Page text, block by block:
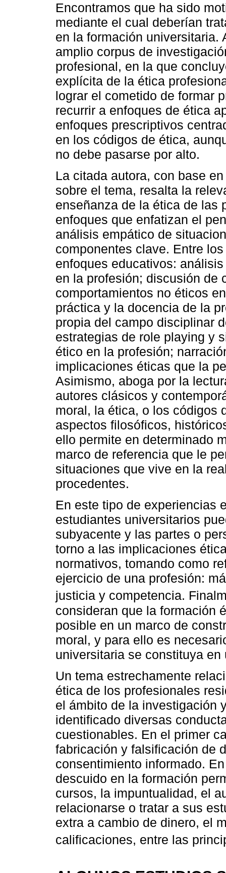
Encontramos que ha sido
mediante el cual deberían
en la formación universitaria.
amplio corpus de
profesional, en la que
explícita de la ética
lograr el cometido de formar
recurrir a enfoques de ética
enfoques prescriptivos
en los códigos de ética,
no debe pasarse por alto.
La citada autora, con base
sobre el tema, resalta la
enseñanza de la ética de las
enfoques que enfatizan el
análisis empático de
componentes clave. Entre
enfoques educativos:
en la profesión; discusión de
comportamientos no éticos
práctica y la docencia de la
propia del campo disciplinar
estrategias de role playing y
ético en la profesión;
implicaciones éticas que la
Asimismo, aboga por la
autores clásicos y
moral, la ética, o los códigos
aspectos filosóficos,
ello permite en determinado
marco de referencia que le
situaciones que vive en la
procedentes.
En este tipo de experiencias
estudiantes universitarios
subyacente y las partes o
torno a las implicaciones
normativos, tomando como
ejercicio de una profesión:
justicia y competencia.
consideran que la formación
posible en un marco de
moral, y para ello es
universitaria se constituya
Un tema estrechamente
ética de los profesionales
el ámbito de la investigación
identificado diversas
cuestionables. En el primer
fabricación y falsificación de
consentimiento informado.
descuido en la formación
cursos, la impuntualidad, el
relacionarse o tratar a sus
extra a cambio de dinero, el
calificaciones, entre las